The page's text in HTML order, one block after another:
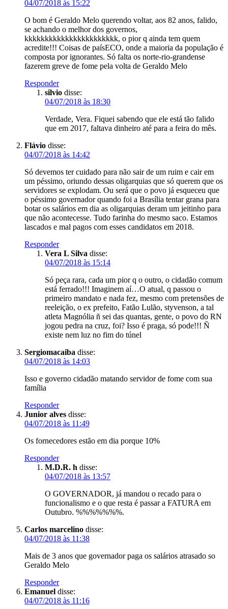
04/07/2018 às 15:22
O bom é Geraldo Melo querendo voltar, aos 82 anos, falido,
se achando o melhor dos governos,
kkkkkkkkkkkkkkkkkkkkkkk, o pior q ainda tem quem
acredite!!! Coisas de paísECO, onde a maioria da população é
composta por ignorantes. Só falta os norte-rio-grandense
fazerem greve de fome pela volta de Geraldo Melo
Responder
silvio disse:
04/07/2018 às 18:30
Verdade, Vera. Fiquei sabendo que ele está tão falido
que em 2017, faltava dinheiro até para a feira do mês.
Flávio disse:
04/07/2018 às 14:42
Só devemos ter cuidado para não sair de um ruim e cair em
um péssimo, oriundo dessas oligarquias que só querem que os
servidores se explodam. Ou será que o povo já esqueceu que
o péssimo governador quando foi a Brasília tentar grana para
botar os salários em dia as oligarquias deram um jeitinho para
que não acontecesse. Tudo farinha do mesmo saco. Estamos
lascados e mal pagos com esses candidatos em 2018.
Responder
Vera L Silva disse:
04/07/2018 às 15:14
Só peça rara, cada um pior q o outro, o cidadão comum
está ferrado!!! Imaginem aí…O atual, q passou o
primeiro mandato e nada fez, mesmo com pretensões de
reeleição, o ex prefeito, Fatão Lulão, styvenson, a tal
atleta Magnólia ñ sei das quantas, gente, o povo do RN
jogou pedra na cruz, foi? Isso é praga, só pode!!! Ñ
existe nem luz no fim do túnel
Sergiomacaiba disse:
04/07/2018 às 14:03
Isso e governo cidadão matando servidor de fome com sua
família
Responder
Junior alves disse:
04/07/2018 às 11:49
Os fornecedores estão em dia porque 10%
Responder
M.D.R. h disse:
04/07/2018 às 13:57
O GOVERNADOR, já mandou o recado para o
funcionalismo e o que resta é passar a FATURA em
Outubro. %%%%%%%.
Carlos marcelino disse:
04/07/2018 às 11:38
Mais de 3 anos que governador paga os salários atrasado so
Geraldo Melo
Responder
Emanuel disse:
04/07/2018 às 11:16